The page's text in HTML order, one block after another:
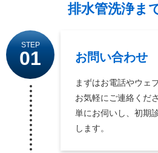
排水管洗浄ま
STEP
01 お問い合わせ
まずはお電話やウェ
お気軽にご連絡くだ
単にお伺いし、初期
します。